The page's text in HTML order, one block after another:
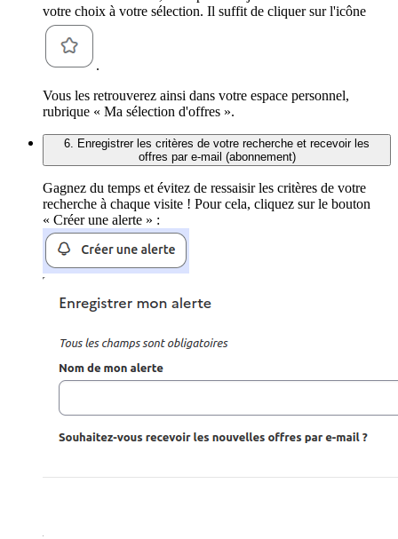
votre choix à votre sélection. Il suffit de cliquer sur l'icône
.
Vous les retrouverez ainsi dans votre espace personnel,
rubrique « Ma sélection d'offres ».
6. Enregistrer les critères de votre recherche et recevoir les
offres par e-mail (abonnement)
Gagnez du temps et évitez de ressaisir les critères de votre
recherche à chaque visite ! Pour cela, cliquez sur le bouton
« Créer une alerte » :